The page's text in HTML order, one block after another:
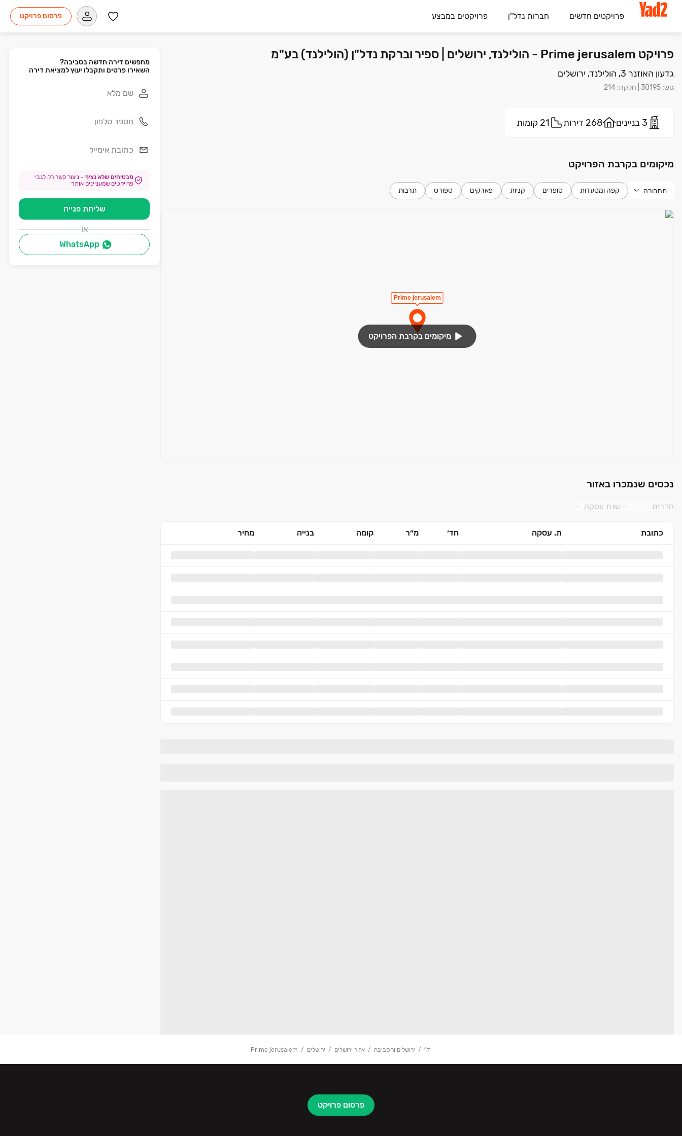
פרויקטים חדשים חברות נדל"ן פרויקטים במבצע פרסום פרויקט
פרויקט Prime jerusalem - הולילנד, ירושלים | ספיר וברקת נדל"ן (הולילנד) בע"מ
גדעון האוזנר 3, הולילנד, ירושלים
גוש:
30195 חלקה:
214
3 בניינים 268 דירות 21 קומות
מיקומים בקרבת הפרויקט
תחבורה קפה ומסעדות סופרים קניות פארקים ספורט תרבות
Prime jerusalem
מיקומים בקרבת הפרויקט
נכסים שנמכרו באזור
חדרים שנת עסקה
כתובת ת. עסקה חד׳ מ״ר קומה בנייה מחיר
השאירו פרטים ותקבלו יעוץ למציאת דירה
מבטיחים שלא נציף - ניצור קשר רק לגבי
פרויקטים שמעניינים אותך
שליחת פנייה
או
WhatsApp
יד1 ירושלים והסביבה אזור ירושלים ירושלים Prime jerusalem
פרסום פרויקט